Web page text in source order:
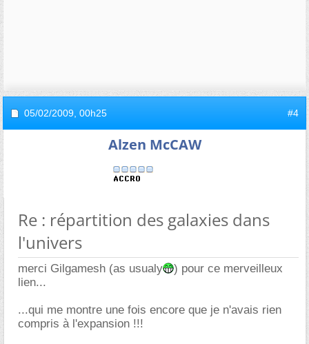
05/02/2009, 00h25 #4
Alzen McCAW
Re : répartition des galaxies dans
l'univers
merci Gilgamesh (as usualy
) pour ce merveilleux
lien...
...qui me montre une fois encore que je n'avais rien
compris à l'expansion !!!